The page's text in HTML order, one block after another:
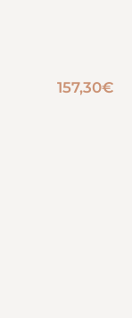
157,30€